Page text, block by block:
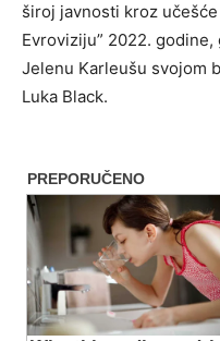
široj javnosti kroz
Evroviziju” 2022.
Jelenu Karleušu svojom
Luka Black.